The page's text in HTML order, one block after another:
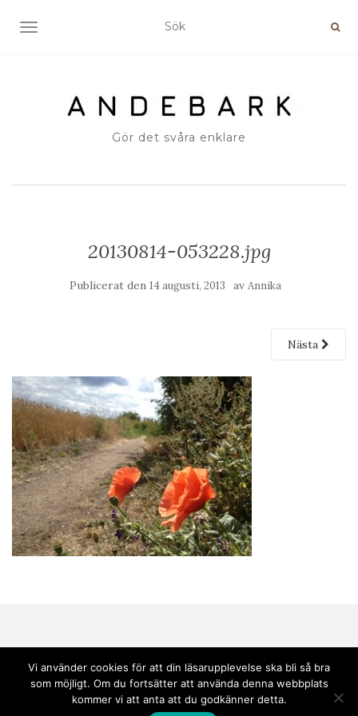
SLÅ PÅ/AV NAVIGERING
Gör det svåra enklare
20130814-053228.jpg
Publicerat den 14 augusti, 2013 av Annika
Nästa
Copyright © 2020 Andebark | Tema avColorlibdrivs med WordPress
Vi använder cookies för att din läsarupplevelse ska bli så bra
som möjligt. Om du fortsätter att använda denna webbplats
kommer vi att anta att du godkänner detta.